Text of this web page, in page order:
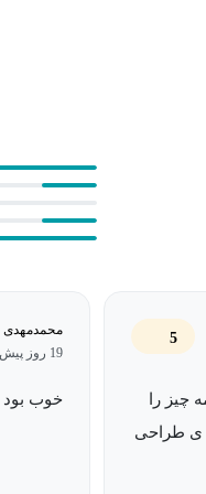
پایان این دوره شما با
5
را
ی طراحی
محمدمهدی
19 روز پیش
خوب بود